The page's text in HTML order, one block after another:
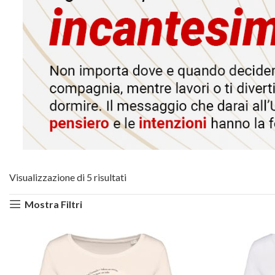
Visualizzazione di 5 risultati
Mostra Filtri